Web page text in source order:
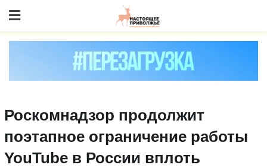
to content
Роскомнадзор продолжит
поэтапное ограничение работы
YouTube в России вплоть